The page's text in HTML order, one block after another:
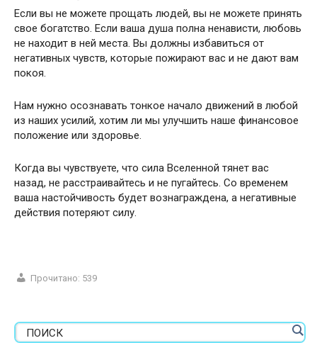
Если вы не можете прощать людей, вы не можете принять
свое богатство. Если ваша душа полна ненависти, любовь
не находит в ней места. Вы должны избавиться от
негативных чувств, которые пожирают вас и не дают вам
покоя.
Нам нужно осознавать тонкое начало движений в любой
из наших усилий, хотим ли мы улучшить наше финансовое
положение или здоровье.
Когда вы чувствуете, что сила Вселенной тянет вас
назад, не расстраивайтесь и не пугайтесь. Со временем
ваша настойчивость будет вознаграждена, а негативные
действия потеряют силу.
Прочитано: 539